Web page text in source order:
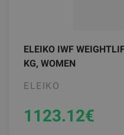
ELEIKO IWF
KG, WOMEN
ELEIKO
1123.12€